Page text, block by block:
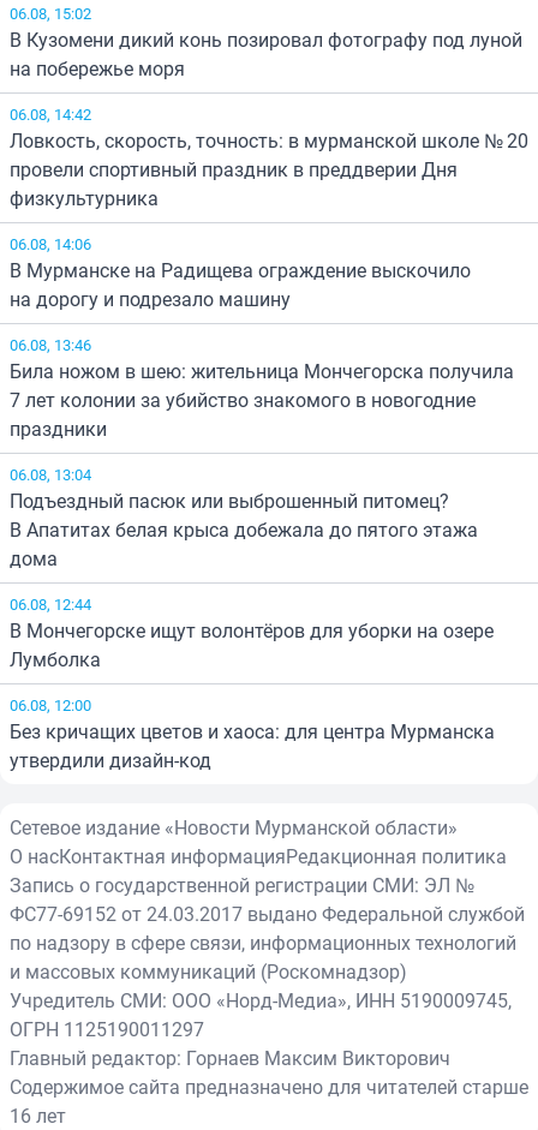
06.08, 15:02
В Кузомени дикий конь позировал фотографу под луной
на побережье моря
06.08, 14:42
Ловкость, скорость, точность: в мурманской школе № 20
провели спортивный праздник в преддверии Дня
физкультурника
06.08, 14:06
В Мурманске на Радищева ограждение выскочило
на дорогу и подрезало машину
06.08, 13:46
Била ножом в шею: жительница Мончегорска получила
7 лет колонии за убийство знакомого в новогодние
праздники
06.08, 13:04
Подъездный пасюк или выброшенный питомец?
В Апатитах белая крыса добежала до пятого этажа
дома
06.08, 12:44
В Мончегорске ищут волонтёров для уборки на озере
Лумболка
06.08, 12:00
Без кричащих цветов и хаоса: для центра Мурманска
утвердили дизайн-код
Сетевое издание «Новости Мурманской области»
О насКонтактная информацияРедакционная политика
Запись о государственной регистрации СМИ: ЭЛ №
ФС77-69152 от 24.03.2017 выдано Федеральной службой
по надзору в сфере связи, информационных технологий
и массовых коммуникаций (Роскомнадзор)
Учредитель СМИ: ООО «Норд-Медиа», ИНН 5190009745,
ОГРН 1125190011297
Главный редактор: Горнаев Максим Викторович
Содержимое сайта предназначено для читателей старше
16 лет